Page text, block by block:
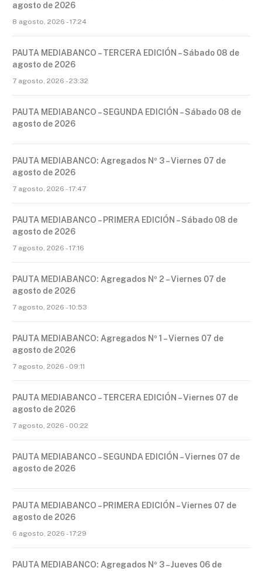
agosto de 2026
8 agosto, 2026 - 17:24
PAUTA MEDIABANCO – TERCERA EDICIÓN – Sábado 08 de
agosto de 2026
7 agosto, 2026 - 23:32
PAUTA MEDIABANCO – SEGUNDA EDICIÓN – Sábado 08 de
agosto de 2026
PAUTA MEDIABANCO: Agregados Nº 3 – Viernes 07 de
agosto de 2026
7 agosto, 2026 - 17:47
PAUTA MEDIABANCO – PRIMERA EDICIÓN – Sábado 08 de
agosto de 2026
7 agosto, 2026 - 17:16
PAUTA MEDIABANCO: Agregados Nº 2 – Viernes 07 de
agosto de 2026
7 agosto, 2026 - 10:53
PAUTA MEDIABANCO: Agregados Nº 1 – Viernes 07 de
agosto de 2026
7 agosto, 2026 - 09:11
PAUTA MEDIABANCO – TERCERA EDICIÓN – Viernes 07 de
agosto de 2026
7 agosto, 2026 - 00:22
PAUTA MEDIABANCO – SEGUNDA EDICIÓN – Viernes 07 de
agosto de 2026
PAUTA MEDIABANCO – PRIMERA EDICIÓN – Viernes 07 de
agosto de 2026
6 agosto, 2026 - 17:29
PAUTA MEDIABANCO: Agregados Nº 3 – Jueves 06 de